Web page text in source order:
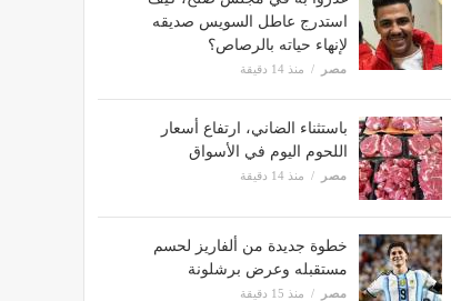
استدرج عاطل السويس صديقه
لإنهاء حياته بالرصاص؟
مصر منذ 14 دقيقة
باستثناء الضاني، ارتفاع أسعار
اللحوم اليوم في الأسواق
مصر منذ 14 دقيقة
خطوة جديدة من ألفاريز لحسم
مستقبله وعرض برشلونة
مصر منذ 15 دقيقة